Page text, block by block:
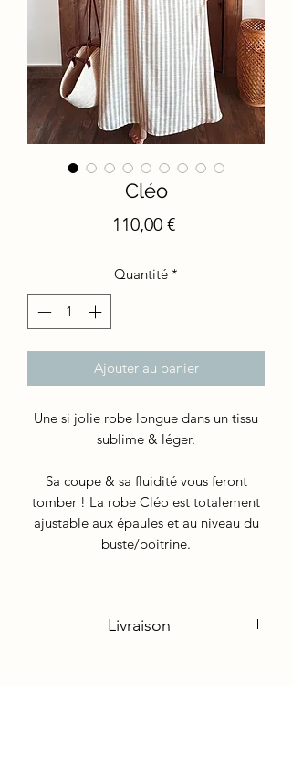
Cléo
110,00 €Prix
Quantité *
Ajouter au panier
Une si jolie robe longue dans un tissu
sublime & léger.
Sa coupe & sa fluidité vous feront
tomber ! La robe Cléo est totalement
ajustable aux épaules et au niveau du
buste/poitrine.
Livraison